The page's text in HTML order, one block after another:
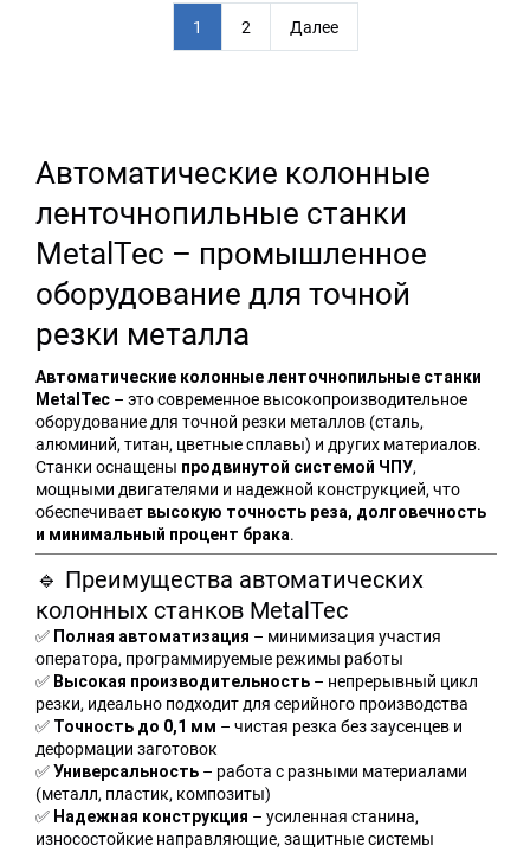
а
н
а
ц
и
з
а
п
и
с
е
й
1 2 Далее
Автоматические колонные
ленточнопильные станки
MetalTec – промышленное
оборудование для точной
резки металла
Автоматические колонные ленточнопильные станки
MetalTec – это современное высокопроизводительное
оборудование для точной резки металлов (сталь,
алюминий, титан, цветные сплавы) и других материалов.
Станки оснащены продвинутой системой ЧПУ,
мощными двигателями и надежной конструкцией, что
обеспечивает высокую точность реза, долговечность
и минимальный процент брака.
🔹 Преимущества автоматических
колонных станков MetalTec
✅ Полная автоматизация – минимизация участия
оператора, программируемые режимы работы
✅ Высокая производительность – непрерывный цикл
резки, идеально подходит для серийного производства
✅ Точность до 0,1 мм – чистая резка без заусенцев и
деформации заготовок
✅Универсальность – работа с разными материалами
(металл, пластик, композиты)
✅ Надежная конструкция – усиленная станина,
износостойкие направляющие, защитные системы